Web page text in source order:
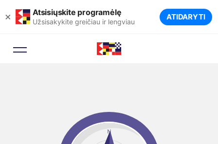
× Atsisiųskite programėlę
Užsisakykite greičiau ir lengviau ATIDARYTI